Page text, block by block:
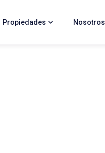
Propiedades Nosotros